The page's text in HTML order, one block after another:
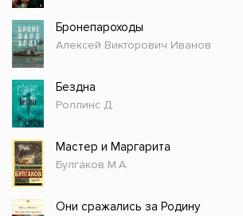
Бронепароходы
Алексей Викторович Иванов
Бездна
Роллинс Д.
Мастер и Маргарита
Булгаков М.А.
Они сражались за Родину